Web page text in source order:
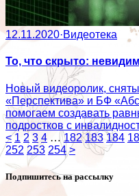
12.11.2020·Видеотека
То, что скрыто:
Новый видеоролик,
«Перспектива» и БФ
помогаем создавать
подростков с
< 1 2 3 4 … 182 183 184
252 253 254 >
Подпишитесь на рассылку